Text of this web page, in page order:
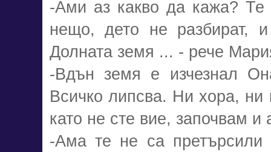
-Ами аз какво да кажа? Те
нещо, дето не разбират,
Долната земя ... - рече
-Вдън земя е изчезнал
Всичко липсва. Ни хора,
като не сте вие, започвам
-Ама те не са претърсили